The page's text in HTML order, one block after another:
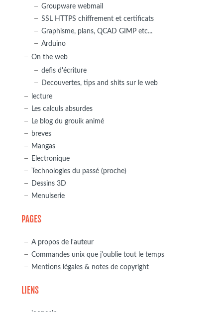
Groupware webmail
SSL HTTPS chiffrement et certificats
Graphisme, plans, QCAD GIMP etc...
Arduino
On the web
defis d'écriture
Decouvertes, tips and shits sur le web
lecture
Les calculs absurdes
Le blog du grouik animé
breves
Mangas
Electronique
Technologies du passé (proche)
Dessins 3D
Menuiserie
PAGES
A propos de l'auteur
Commandes unix que j'oublie tout le temps
Mentions légales & notes de copyright
LIENS